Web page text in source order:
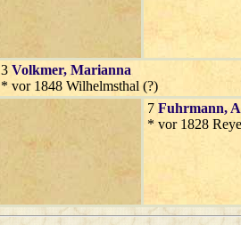
3 Volkmer, Marianna
* vor 1848 Wilhelmsthal (?)
7 Fuhrmann,
* vor 1828